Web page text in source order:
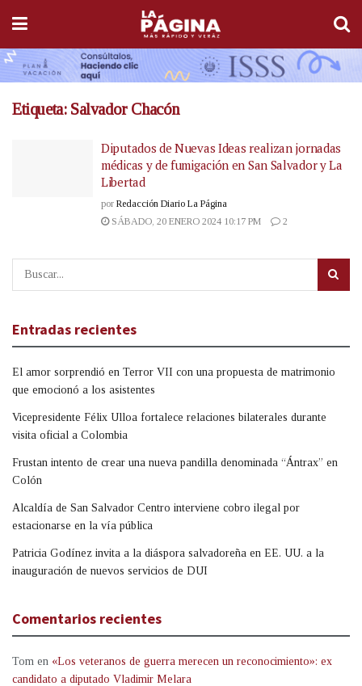
Etiqueta: Salvador Chacón
Diputados de Nuevas Ideas realizan jornadas
médicas y de fumigación en San Salvador y La
Libertad
por Redacción Diario La Página
SÁBADO, 20 ENERO 2024 10:17 PM
2
Entradas recientes
El amor sorprendió en Terror VII con una propuesta de matrimonio
que emocionó a los asistentes
Vicepresidente Félix Ulloa fortalece relaciones bilaterales durante
visita oficial a Colombia
Frustan intento de crear una nueva pandilla denominada “Ántrax” en
Colón
Alcaldía de San Salvador Centro interviene cobro ilegal por
estacionarse en la vía pública
Patricia Godínez invita a la diáspora salvadoreña en EE. UU. a la
inauguración de nuevos servicios de DUI
Comentarios recientes
Tom en «Los veteranos de guerra merecen un reconocimiento»: ex
candidato a diputado Vladimir Melara